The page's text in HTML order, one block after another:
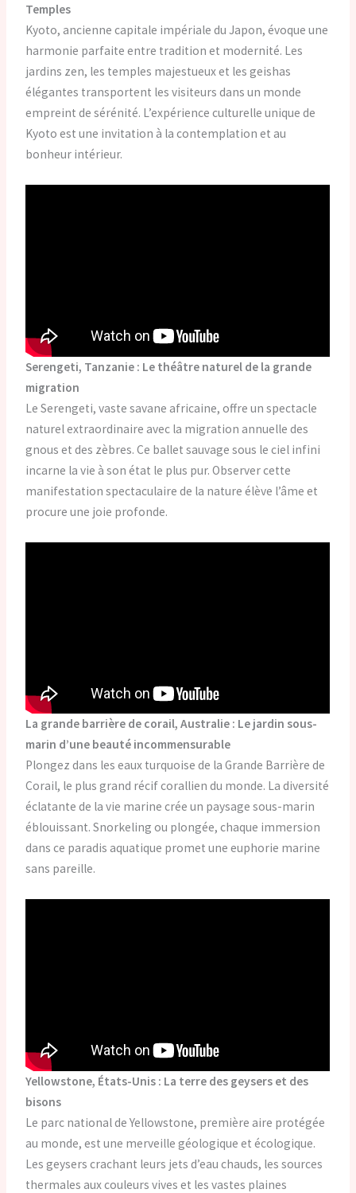
Temples
Kyoto, ancienne capitale impériale du Japon, évoque une
harmonie parfaite entre tradition et modernité. Les
jardins zen, les temples majestueux et les geishas
élégantes transportent les visiteurs dans un monde
empreint de sérénité. L’expérience culturelle unique de
Kyoto est une invitation à la contemplation et au
bonheur intérieur.
Serengeti, Tanzanie : Le théâtre naturel de la grande
migration
Le Serengeti, vaste savane africaine, offre un spectacle
naturel extraordinaire avec la migration annuelle des
gnous et des zèbres. Ce ballet sauvage sous le ciel infini
incarne la vie à son état le plus pur. Observer cette
manifestation spectaculaire de la nature élève l’âme et
procure une joie profonde.
La grande barrière de corail, Australie : Le jardin sous-
marin d’une beauté incommensurable
Plongez dans les eaux turquoise de la Grande Barrière de
Corail, le plus grand récif corallien du monde. La diversité
éclatante de la vie marine crée un paysage sous-marin
éblouissant. Snorkeling ou plongée, chaque immersion
dans ce paradis aquatique promet une euphorie marine
sans pareille.
Yellowstone, États-Unis : La terre des geysers et des
bisons
Le parc national de Yellowstone, première aire protégée
au monde, est une merveille géologique et écologique.
Les geysers crachant leurs jets d’eau chauds, les sources
thermales aux couleurs vives et les vastes plaines